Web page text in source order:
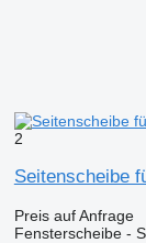
2
Seitenscheibe
Preis auf Anfrage
Fensterscheibe -